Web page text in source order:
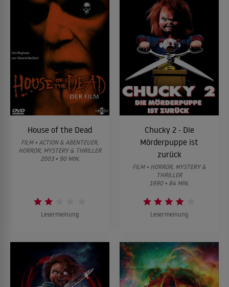
House of the Dead
FILM • ACTION & ABENTEUER,
HORROR, MYSTERY & THRILLER
2003 • 90 MIN.
Lesermeinung
Chucky 2 - Die
Mörderpuppe ist
zurück
FILM • HORROR, MYSTERY &
THRILLER
1990 • 84 MIN.
Lesermeinung